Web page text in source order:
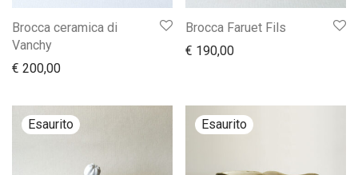
Brocca ceramica di
Vanchy
€ 200,00
Brocca Faruet Fils
€ 190,00